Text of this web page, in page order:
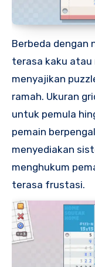
Berbeda dengan
terasa kaku atau
menyajikan
ramah. Ukuran
untuk pemula
pemain
menyediakan
menghukum
terasa frustasi.